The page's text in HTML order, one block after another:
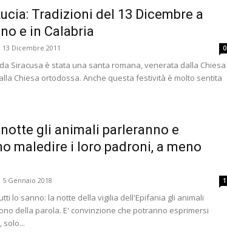
Tradizioni del 13 Dicembre a
e in Calabria
13 Dicembre 2011 0
Siracusa è stata una santa romana, venerata dalla Chiesa
Chiesa ortodossa. Anche questa festività è molto sentita
gli animali parleranno e
maledire i loro padroni, a meno
5 Gennaio 2018 1
lo sanno: la notte della vigilia dell'Epifania gli animali
della parola. E' convinzione che potranno esprimersi
solo...